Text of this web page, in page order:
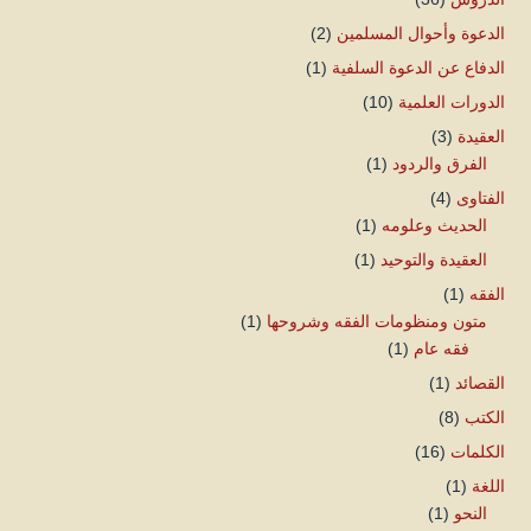
الدعوة وأحوال المسلمين (2)
الدفاع عن الدعوة السلفية (1)
الدورات العلمية (10)
العقيدة (3)
الفرق والردود (1)
الفتاوى (4)
الحديث وعلومه (1)
العقيدة والتوحيد (1)
الفقه (1)
متون ومنظومات الفقه وشروحها (1)
فقه عام (1)
القصائد (1)
الكتب (8)
الكلمات (16)
اللغة (1)
النحو (1)